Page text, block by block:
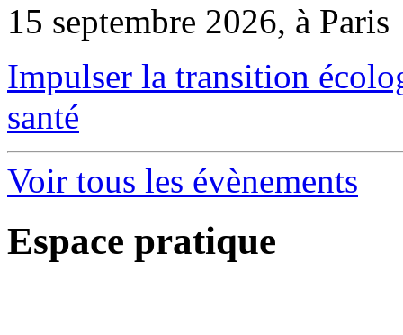
15 septembre 2026, à Paris
Impulser la transition
santé
Voir tous les évènements
Espace pratique